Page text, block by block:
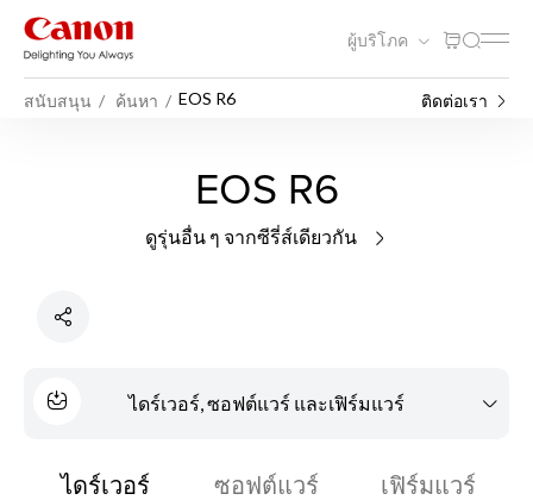
ผู้บริโภค
สนับสนุน ค้นหา EOS R6 ติดต่อเรา
EOS R6
ดูรุ่นอื่น ๆ จากซีรี่ส์เดียวกัน
ไดร์เวอร์, ซอฟต์แวร์ และเฟิร์มแวร์
ไดร์เวอร์ ซอฟต์แวร์ เฟิร์มแวร์